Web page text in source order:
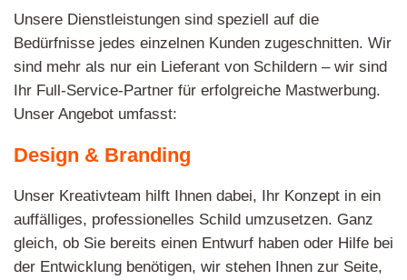
Unsere Dienstleistungen sind speziell auf die
Bedürfnisse jedes einzelnen Kunden zugeschnitten. Wir
sind mehr als nur ein Lieferant von Schildern – wir sind
Ihr Full-Service-Partner für erfolgreiche Mastwerbung.
Unser Angebot umfasst:
Design & Branding
Unser Kreativteam hilft Ihnen dabei, Ihr Konzept in ein
auffälliges, professionelles Schild umzusetzen. Ganz
gleich, ob Sie bereits einen Entwurf haben oder Hilfe bei
der Entwicklung benötigen, wir stehen Ihnen zur Seite,